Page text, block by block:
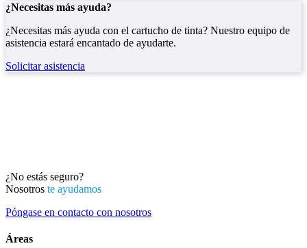
¿Necesitas más ayuda?
¿Necesitas más ayuda con el cartucho de tinta? Nuestro equipo de
asistencia estará encantado de ayudarte.
Solicitar asistencia
¿No estás seguro?
Nosotros te ayudamos
Póngase en contacto con nosotros
Áreas